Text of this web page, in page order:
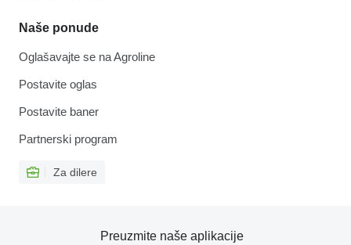
Naše ponude
Oglašavajte se na Agroline
Postavite oglas
Postavite baner
Partnerski program
Za dilere
Preuzmite naše aplikacije